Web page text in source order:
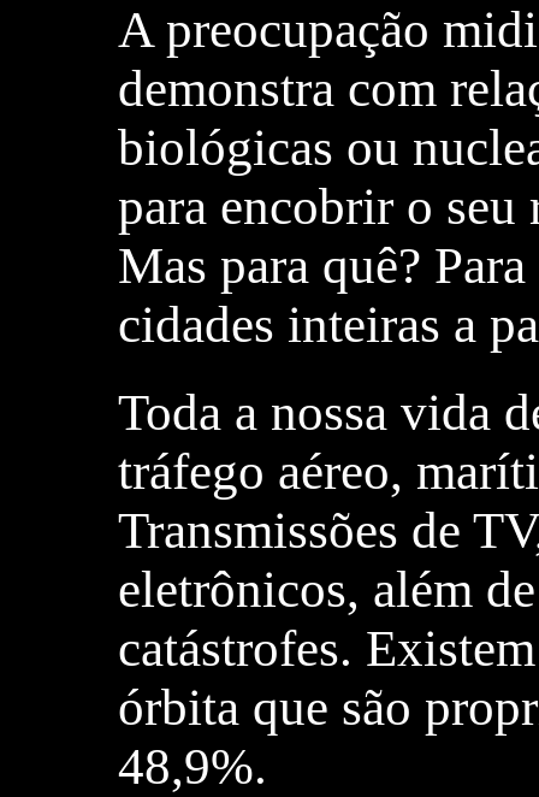
A preocupação
demonstra com
biológicas ou
para encobrir o
Mas para quê?
cidades inteiras a
Toda a nossa vida
tráfego aéreo,
Transmissões de
eletrônicos, além
catástrofes.
órbita que são
48,9%.